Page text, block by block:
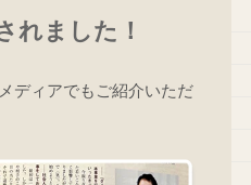
れました！
ディアでもご紹介いただ